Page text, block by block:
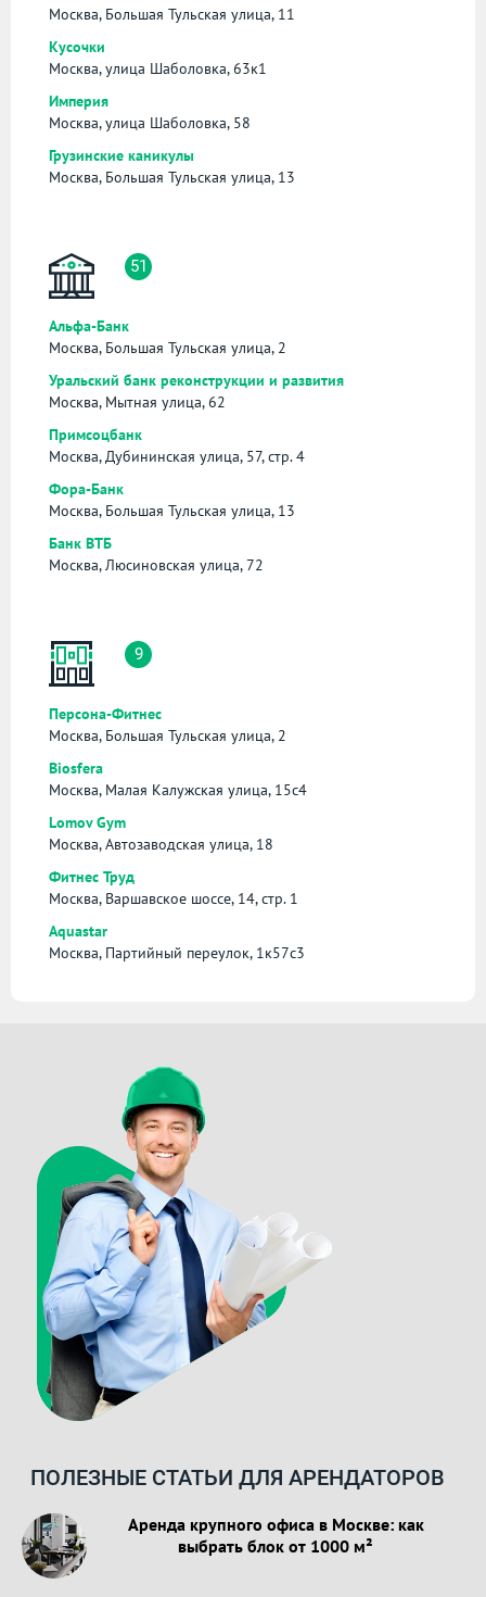
Москва, Большая Тульская улица, 11
Кусочки
Москва, улица Шаболовка, 63к1
Империя
Москва, улица Шаболовка, 58
Грузинские каникулы
Москва, Большая Тульская улица, 13
51
Альфа-Банк
Москва, Большая Тульская улица, 2
Уральский банк реконструкции и развития
Москва, Мытная улица, 62
Примсоцбанк
Москва, Дубининская улица, 57, стр. 4
Фора-Банк
Москва, Большая Тульская улица, 13
Банк ВТБ
Москва, Люсиновская улица, 72
9
Персона-Фитнес
Москва, Большая Тульская улица, 2
Biosfera
Москва, Малая Калужская улица, 15с4
Lomov Gym
Москва, Автозаводская улица, 18
Фитнес Труд
Москва, Варшавское шоссе, 14, стр. 1
Aquastar
Москва, Партийный переулок, 1к57с3
ПОЛЕЗНЫЕ СТАТЬИ ДЛЯ АРЕНДАТОРОВ
Аренда крупного офиса в Москве: как
выбрать блок от 1000 м²